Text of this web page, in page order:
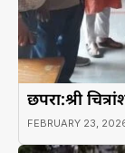
छपरा:श्री
FEBRUARY 23,